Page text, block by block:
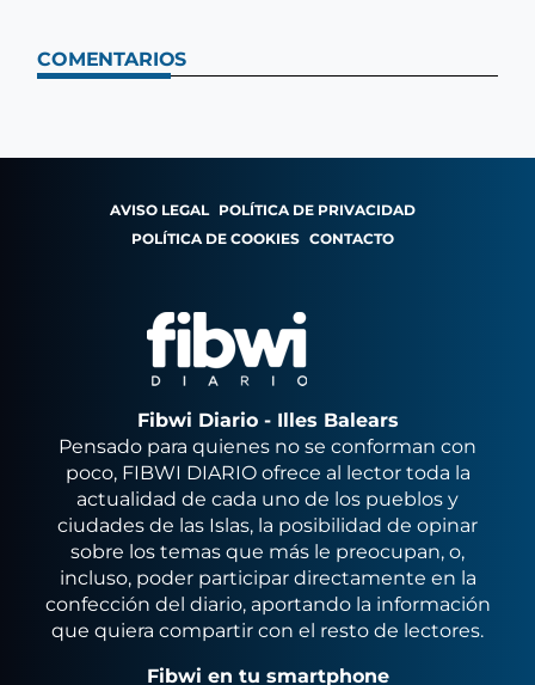
COMENTARIOS
AVISO LEGAL POLÍTICA DE PRIVACIDAD
POLÍTICA DE COOKIES CONTACTO
Fibwi Diario - Illes Balears
Pensado para quienes no se conforman con
poco, FIBWI DIARIO ofrece al lector toda la
actualidad de cada uno de los pueblos y
ciudades de las Islas, la posibilidad de opinar
sobre los temas que más le preocupan, o,
incluso, poder participar directamente en la
confección del diario, aportando la información
que quiera compartir con el resto de lectores.
Fibwi en tu smartphone